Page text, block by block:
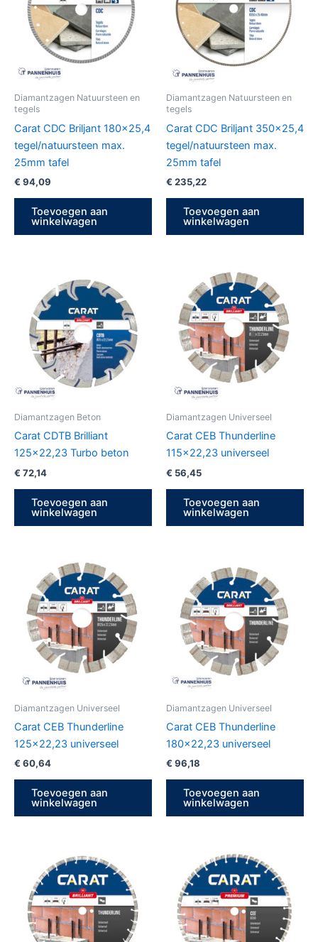
Diamantzagen Natuursteen en
tegels
Carat CDC Briljant 180×25,4
tegel/natuursteen max.
25mm tafel
€ 94,09
Toevoegen aan
winkelwagen
Diamantzagen Natuursteen en
tegels
Carat CDC Briljant 350×25,4
tegel/natuursteen max.
25mm tafel
€ 235,22
Toevoegen aan
winkelwagen
Diamantzagen Beton
Carat CDTB Brilliant
125×22,23 Turbo beton
€ 72,14
Toevoegen aan
winkelwagen
Diamantzagen Universeel
Carat CEB Thunderline
115×22,23 universeel
€ 56,45
Toevoegen aan
winkelwagen
Diamantzagen Universeel
Carat CEB Thunderline
125×22,23 universeel
€ 60,64
Toevoegen aan
winkelwagen
Diamantzagen Universeel
Carat CEB Thunderline
180×22,23 universeel
€ 96,18
Toevoegen aan
winkelwagen